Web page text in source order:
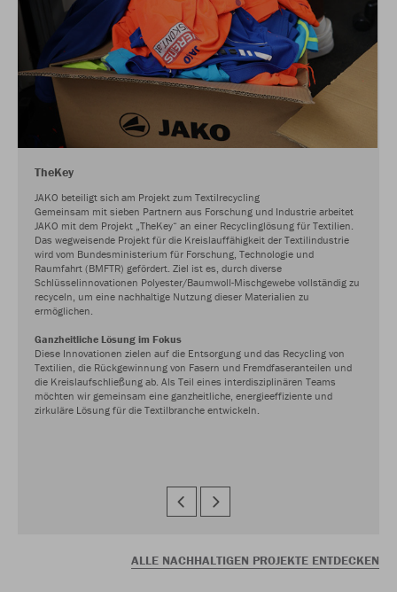
TheKey
JAKO beteiligt sich am Projekt zum Textilrecycling
Gemeinsam mit sieben Partnern aus Forschung und Industrie arbeitet
JAKO mit dem Projekt „TheKey“ an einer Recyclinglösung für Textilien.
Das wegweisende Projekt für die Kreislauffähigkeit der Textilindustrie
wird vom Bundesministerium für Forschung, Technologie und
Raumfahrt (BMFTR) gefördert. Ziel ist es, durch diverse
Schlüsselinnovationen Polyester/Baumwoll-Mischgewebe vollständig zu
recyceln, um eine nachhaltige Nutzung dieser Materialien zu
ermöglichen.
Ganzheitliche Lösung im Fokus
Diese Innovationen zielen auf die Entsorgung und das Recycling von
Textilien, die Rückgewinnung von Fasern und Fremdfaseranteilen und
die Kreislaufschließung ab. Als Teil eines interdisziplinären Teams
möchten wir gemeinsam eine ganzheitliche, energieeffiziente und
zirkuläre Lösung für die Textilbranche entwickeln.
ALLE NACHHALTIGEN PROJEKTE ENTDECKEN